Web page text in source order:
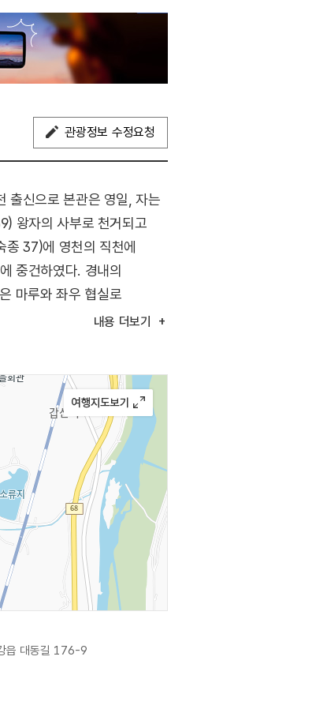
관광정보 수정요청
출신으로 본관은 영일, 자는
왕자의 사부로 천거되고
37)에 영천의 직천에
중건하였다. 경내의
마루와 좌우 협실로
내용 더보기
읍 대동길 176-9